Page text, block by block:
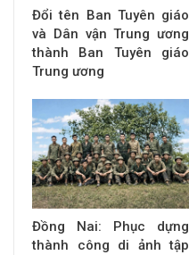
Đổi tên Ban Tuyên giáo
và Dân vận Trung ương
thành Ban Tuyên giáo
Trung ương
Đồng Nai: Phục dựng
thành công di ảnh tập